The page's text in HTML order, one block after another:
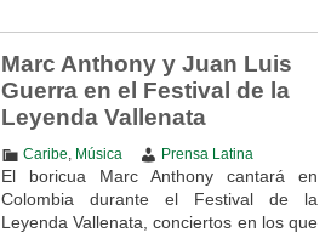
Marc Anthony y Juan Luis
Guerra en el Festival de la
Leyenda Vallenata
Caribe Música Prensa Latina
El boricua Marc Anthony cantará en
Colombia durante el Festival de la
Leyenda Vallenata, conciertos en los que